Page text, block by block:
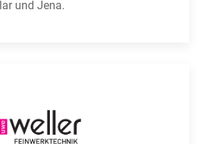
und Jena.